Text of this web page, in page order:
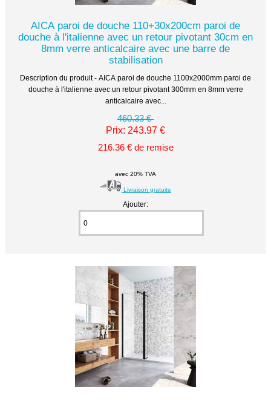
AICA paroi de douche 110+30x200cm paroi de
douche à l'italienne avec un retour pivotant 30cm en
8mm verre anticalcaire avec une barre de
stabilisation
Description du produit - AICA paroi de douche 1100x2000mm paroi de
douche à l'italienne avec un retour pivotant 300mm en 8mm verre
anticalcaire avec...
460.33 €
Prix: 243.97 €
216.36 € de remise
avec 20% TVA
Livraison gratuite
Ajouter: